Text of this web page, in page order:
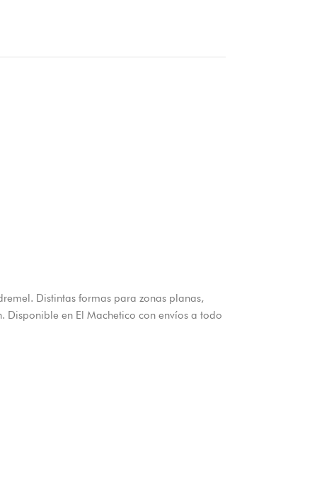
Distintas formas para zonas planas,
en El Machetico con envíos a todo